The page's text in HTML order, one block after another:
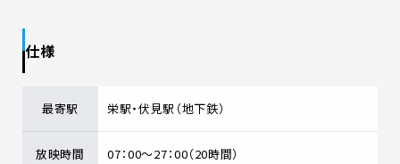
仕様
最寄駅 栄駅・伏見駅（地下鉄）
放映時間 07：00～27：00（20時間）